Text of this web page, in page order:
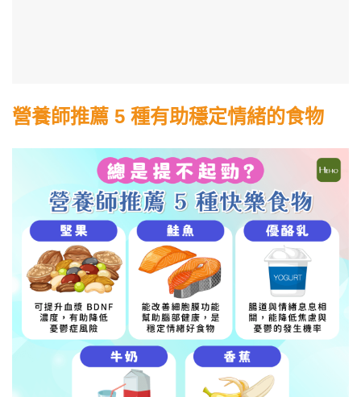
營養師推薦 5 種有助穩定情緒的食物